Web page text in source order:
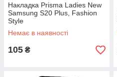
Накладка Prisma Ladies New
Samsung S20 Plus, Fashion
Style
Немає в наявності
105 ₴